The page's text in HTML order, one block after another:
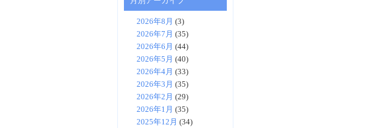
2026年8月 (3)
2026年7月 (35)
2026年6月 (44)
2026年5月 (40)
2026年4月 (33)
2026年3月 (35)
2026年2月 (29)
2026年1月 (35)
2025年12月 (34)